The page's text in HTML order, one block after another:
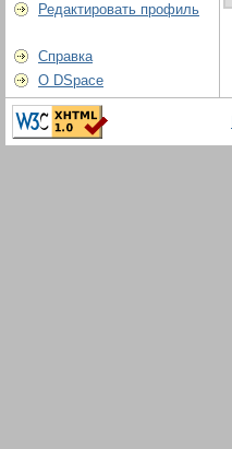
Редактировать профиль
Справка
О DSpace